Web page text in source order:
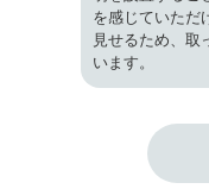
を感じていただ
見せるため、取
います。